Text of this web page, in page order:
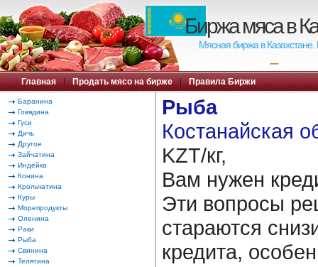
Биржа мяса в
Мясная биржа в
---
Главная | Продать мясо на бирже | Правила Биржи
Баранина
Говядина
Гуси
Дичь
Другое
Зайчатина
Индейка
Конина
Крольчатина
Куры
Морепродукты
Оленина
Раки
Рыба
Свинина
Телятина
Рыба
Костанайская
KZT/кг,
Вам нужен
Эти вопросы
стараются
кредита,